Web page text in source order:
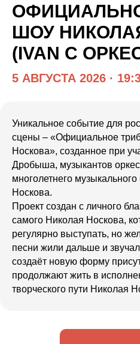
ШОУ
(IVAN С
5 АВГУСТА 2026 ·
Уникальное событие для
сцены – «Официальное
Носкова», созданное при
Дробыша, музыкантов
многолетнего
Носкова.
Проект создан с личного
самого Николая Носкова,
регулярно выступать, но
песни жили дальше и
создаёт новую форму
продолжают жить в
творческого пути Николая